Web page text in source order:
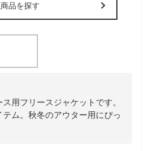
品を探す
用フリースジャケットです。
ム。秋冬のアウター用にぴっ